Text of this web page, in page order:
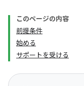
このページの内容
前提条件
始める
サポートを受ける